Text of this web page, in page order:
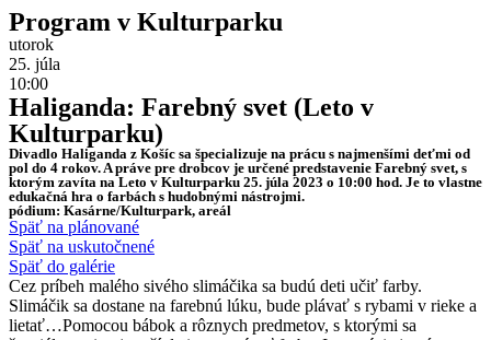
Program v Kulturparku
utorok
25. júla
10:00
Haliganda: Farebný svet (Leto v
Kulturparku)
Divadlo Haliganda z Košíc sa špecializuje na prácu s najmenšími deťmi od
pol do 4 rokov. A práve pre drobcov je určené predstavenie Farebný svet, s
ktorým zavíta na Leto v Kulturparku 25. júla 2023 o 10:00 hod. Je to vlastne
edukačná hra o farbách s hudobnými nástrojmi.
pódium: Kasárne/Kulturpark, areál
Späť na plánované
Späť na uskutočnené
Späť do galérie
Cez príbeh malého sivého slimáčika sa budú deti učiť farby.
Slimáčik sa dostane na farebnú lúku, bude plávať s rybami v rieke a
lietať…Pomocou bábok a rôznych predmetov, s ktorými sa